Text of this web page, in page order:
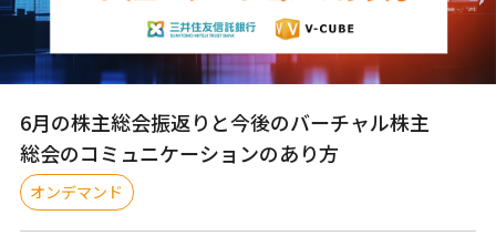
6月の株主総会振返りと今後のバーチャル株主
総会のコミュニケーションのあり方
オンデマンド